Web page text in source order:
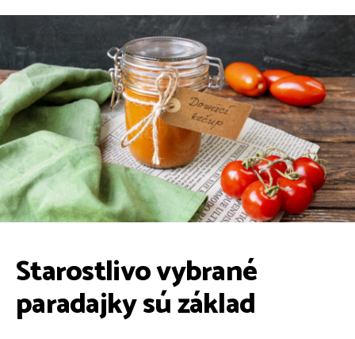
Starostlivo vybrané
paradajky sú základ